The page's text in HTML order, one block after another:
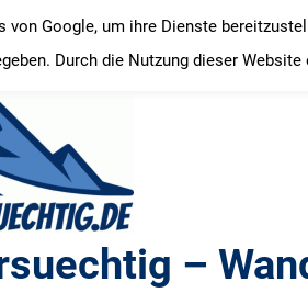
–
von Google, um ihre Dienste
Durch die Nutzung dieser